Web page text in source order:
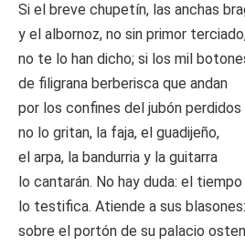
Si el breve chupetín, las anchas
y el albornoz, no sin primor
no te lo han dicho; si los mil
de filigrana berberisca que andan
por los confines del jubón perdidos
no lo gritan, la faja, el guadijeño,
el arpa, la bandurria y la guitarra
lo cantarán. No hay duda: el
lo testifica. Atiende a sus blasones:
sobre el portón de su palacio